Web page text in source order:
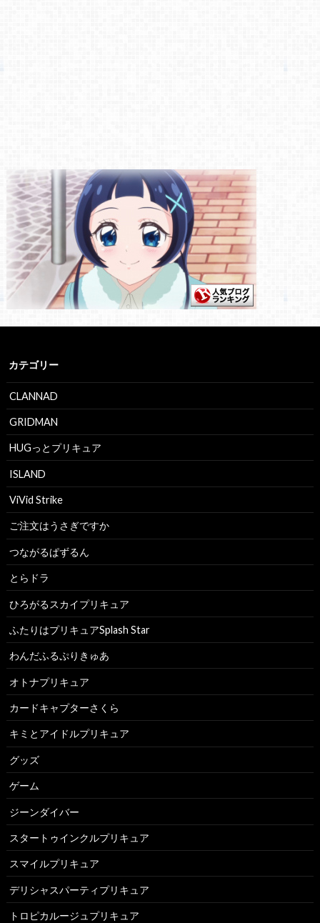
カテゴリー
CLANNAD
GRIDMAN
HUGっとプリキュア
ISLAND
ViVid Strike
ご注文はうさぎですか
つながるぱずるん
とらドラ
ひろがるスカイプリキュア
ふたりはプリキュアSplash Star
わんだふるぷりきゅあ
オトナプリキュア
カードキャプターさくら
キミとアイドルプリキュア
グッズ
ゲーム
ジーンダイバー
スタートゥインクルプリキュア
スマイルプリキュア
デリシャスパーティプリキュア
トロピカルージュプリキュア